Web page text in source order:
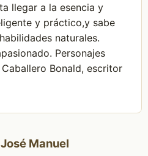
llegar a la esencia y
y práctico,y sabe
naturales.
Personajes
Bonald, escritor
Manuel